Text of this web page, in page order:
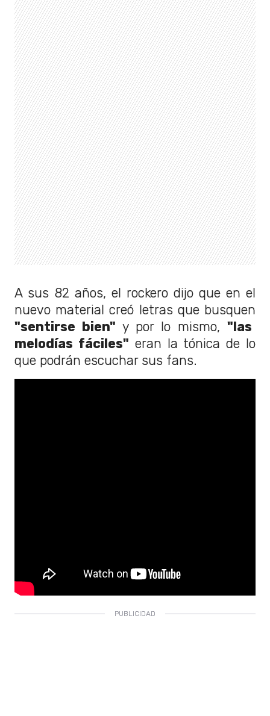
A sus 82 años, el rockero dijo que en el
nuevo material creó letras que busquen
"sentirse bien" y por lo mismo, "las
melodías fáciles" eran la tónica de lo
que podrán escuchar sus fans.